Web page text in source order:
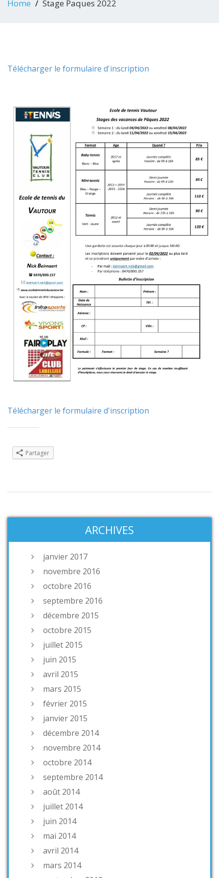
Home Stage Paques 2022
Télécharger le formulaire d'inscription
Télécharger le formulaire d'inscription
Partager
ARCHIVES
janvier 2017
novembre 2016
octobre 2016
septembre 2016
décembre 2015
octobre 2015
juillet 2015
juin 2015
avril 2015
mars 2015
février 2015
janvier 2015
décembre 2014
novembre 2014
octobre 2014
septembre 2014
août 2014
juillet 2014
juin 2014
mai 2014
avril 2014
mars 2014